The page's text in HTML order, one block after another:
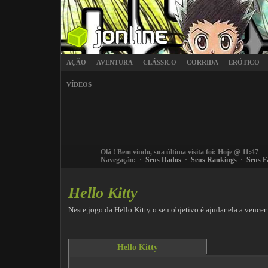
AÇÃO AVENTURA CLÁSSICO CORRIDA ERÓTICO
VÍDEOS
Olá ! Bem vindo, sua última visita foi: Hoje @ 11:47
Navegação: · Seus Dados · Seus Rankings · Seus
Hello Kitty
Neste jogo da Hello Kitty o seu objetivo é ajudar ela a vencer
Hello Kitty